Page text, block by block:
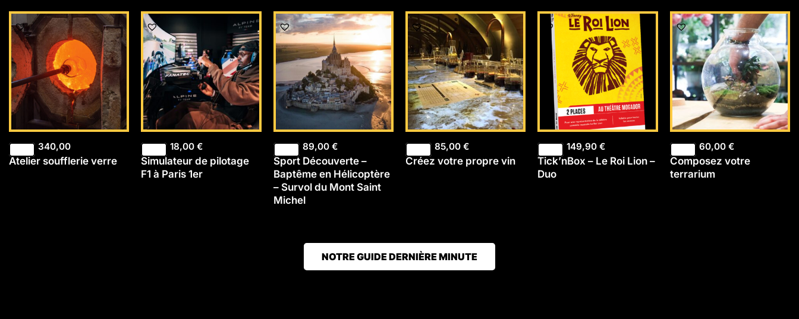
340,00
Atelier soufflerie verre
18,00€
Simulateur de pilotage
F1 à Paris 1er
89,00 €
Sport Découverte –
Baptême en Hélicoptère
– Survol du Mont Saint
Michel
85,00 €
Créez votre propre vin
149,90€
Tick’nBox – Le Roi Lion –
Duo
60,00 €
Composez votre
terrarium
NOTRE GUIDE DERNIÈRE MINUTE